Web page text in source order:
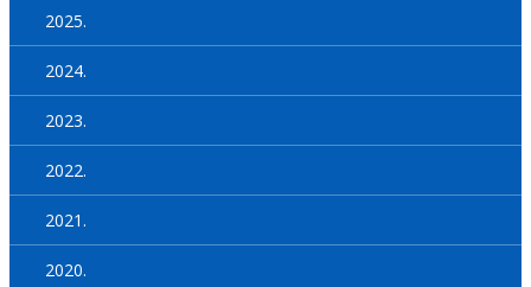
2025.
2024.
2023.
2022.
2021.
2020.